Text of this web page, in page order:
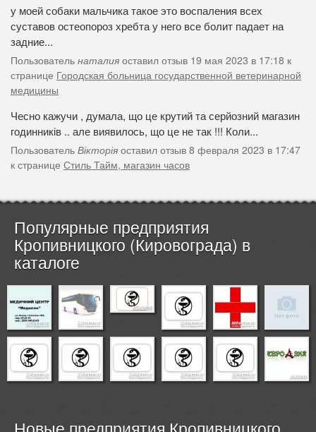
у моей собаки мальчика такое это воспаления всех
суставов остеопороз хребта у него все болит падает на
задние...
Пользователь наталия оставил отзыв 19 мая 2023 в 17:18 к
странице Городская больница государственной ветеринарной
медицины
Чесно кажучи , думала, що це крутий та серйозний магазин
годинників .. але виявилось, що це не так !!! Коли...
Пользователь Вікторія оставил отзыв 8 февраля 2023 в 17:47
к странице Стиль Тайм, магазин часов
Популярные предприятия
Кропивницкого (Кировограда) в
каталоге